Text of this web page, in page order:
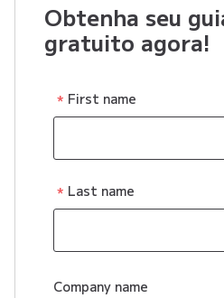
Obtenha seu
gratuito agora!
First name
Last name
Company name